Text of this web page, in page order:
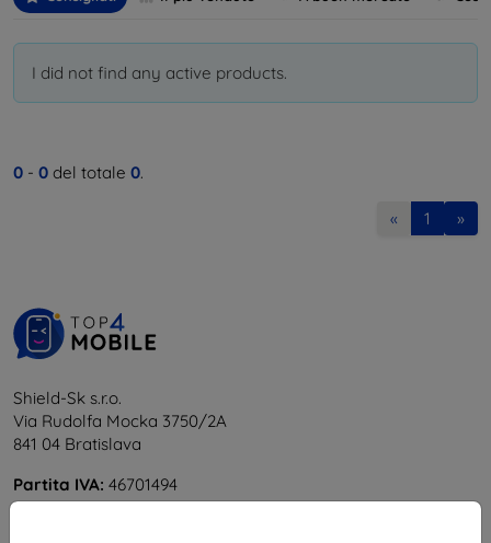
I did not find any active products.
0 - 0 del totale 0.
« 1 »
Shield-Sk s.r.o.
Via Rudolfa Mocka 3750/2A
841 04 Bratislava
Partita IVA: 46701494
P. IVA:SK2023549671